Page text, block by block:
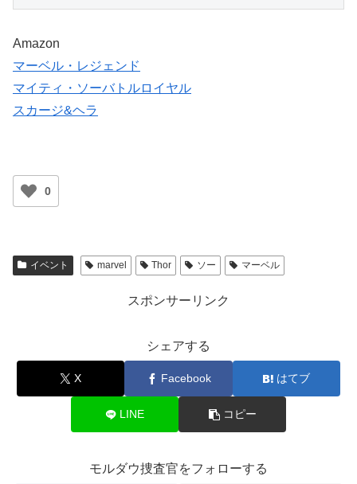
Amazon
マーベル・レジェンド
マイティ・ソーバトルロイヤル
スカージ&ヘラ
0
イベント marvel Thor ソー マーベル
スポンサーリンク
シェアする
X Facebook はてブ
LINE コピー
モルダウ捜査官をフォローする